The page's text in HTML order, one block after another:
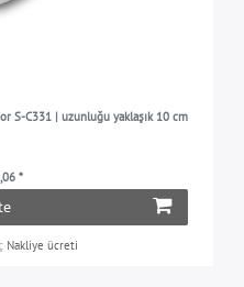
S-C331 | uzunluğu yaklaşık 10 cm
*
Nakliye ücreti